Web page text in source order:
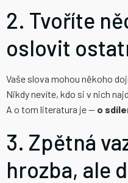
2. Tvoříte
oslovit
Vaše slova mohou někoho
Nikdy nevíte, kdo si v nich
A o tom literatura je — o
3. Zpětná
hrozba, ale